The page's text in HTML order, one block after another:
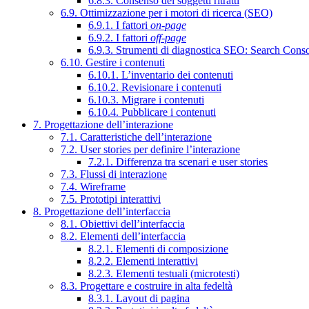
6.9. Ottimizzazione per i motori di ricerca (SEO)
6.9.1. I fattori on-page
6.9.2. I fattori off-page
6.9.3. Strumenti di diagnostica SEO: Search
6.10. Gestire i contenuti
6.10.1. L’inventario dei contenuti
6.10.2. Revisionare i contenuti
6.10.3. Migrare i contenuti
6.10.4. Pubblicare i contenuti
7. Progettazione dell’interazione
7.1. Caratteristiche dell’interazione
7.2. User stories per definire l’interazione
7.2.1. Differenza tra scenari e user stories
7.3. Flussi di interazione
7.4. Wireframe
7.5. Prototipi interattivi
8. Progettazione dell’interfaccia
8.1. Obiettivi dell’interfaccia
8.2. Elementi dell’interfaccia
8.2.1. Elementi di composizione
8.2.2. Elementi interattivi
8.2.3. Elementi testuali (microtesti)
8.3. Progettare e costruire in alta fedeltà
8.3.1. Layout di pagina